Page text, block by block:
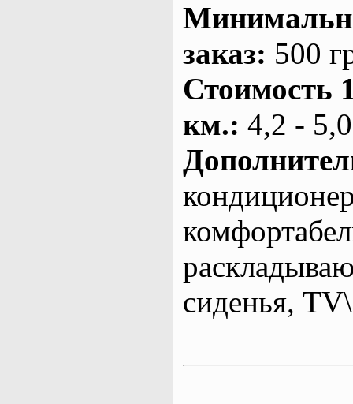
заказ: 500
Стоимость
км.: 4,2 -
сиденья,